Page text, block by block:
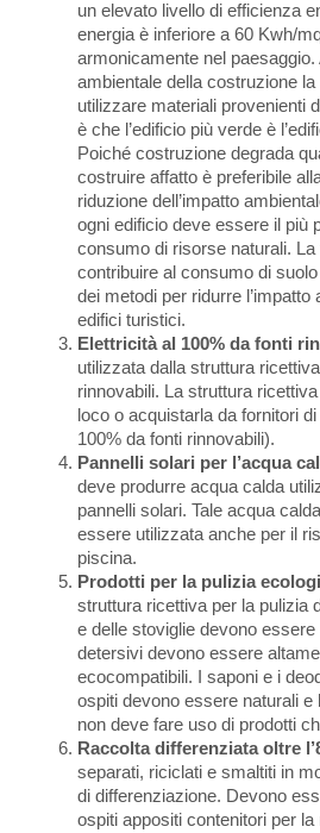
un elevato livello di efficienza
energia è inferiore a 60 Kwh/
armonicamente nel paesaggio.
ambientale della costruzione
utilizzare materiali provenienti
è che l’edificio più verde è
Poiché costruzione degrada
costruire affatto è preferibile
riduzione dell’impatto
ogni edificio deve essere il più
consumo di risorse naturali.
contribuire al consumo di
dei metodi per ridurre
edifici turistici.
Elettricità al 100% da fonti
utilizzata dalla struttura
rinnovabili. La struttura
loco o acquistarla da fornitori
100% da fonti rinnovabili).
Pannelli solari per l’acqua
deve produrre acqua calda
pannelli solari. Tale acqua
essere utilizzata anche per il
piscina.
Prodotti per la pulizia
struttura ricettiva per la pulizia
e delle stoviglie devono essere
detersivi devono essere
ecocompatibili. I saponi e i
ospiti devono essere naturali
non deve fare uso di prodotti
Raccolta differenziata oltre
separati, riciclati e smaltiti in
di differenziazione. Devono
ospiti appositi contenitori per